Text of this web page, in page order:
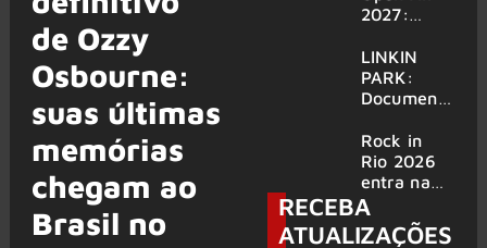
de Ozzy
Osbourne:
suas últimas
memórias
chegam ao
Brasil no
volta ao
6 shows
2027:
amplia
line-up e
já
mais de 50
bandas
LINKIN
PARK:
Document
‘Unshatter’
e álbum ao
vivo são
anunciados
Rock in
Rio 2026
entra na
reta final
com
Cidade do
RECEBA
ATUALIZAÇÕES